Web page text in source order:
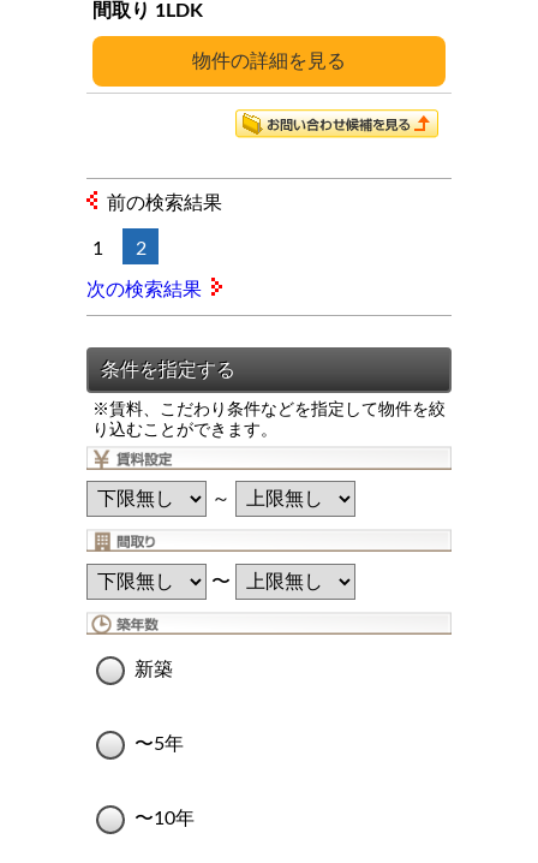
※賃料、こだわり条件などを指定して物件を絞
り込むことができます。
～
〜
新築
〜5年
〜10年
詳細
1LDK
前の検索結果
1 2
次の検索結果